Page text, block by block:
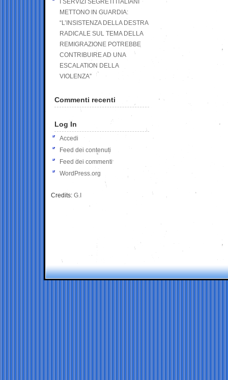
I SERVIZI SEGRETI ITALIANI
METTONO IN GUARDIA:
“L’INSISTENZA DELLA DESTRA
RADICALE SUL TEMA DELLA
REMIGRAZIONE POTREBBE
CONTRIBUIRE AD UNA
ESCALATION DELLA
VIOLENZA”
Commenti recenti
Log In
Accedi
Feed dei contenuti
Feed dei commenti
WordPress.org
Credits: G.I